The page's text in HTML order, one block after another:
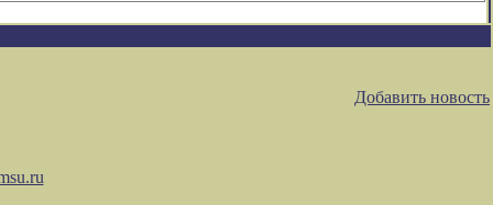
Добавить новость